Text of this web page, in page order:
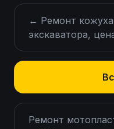
← Ремонт
экскаватора,
Ремонт